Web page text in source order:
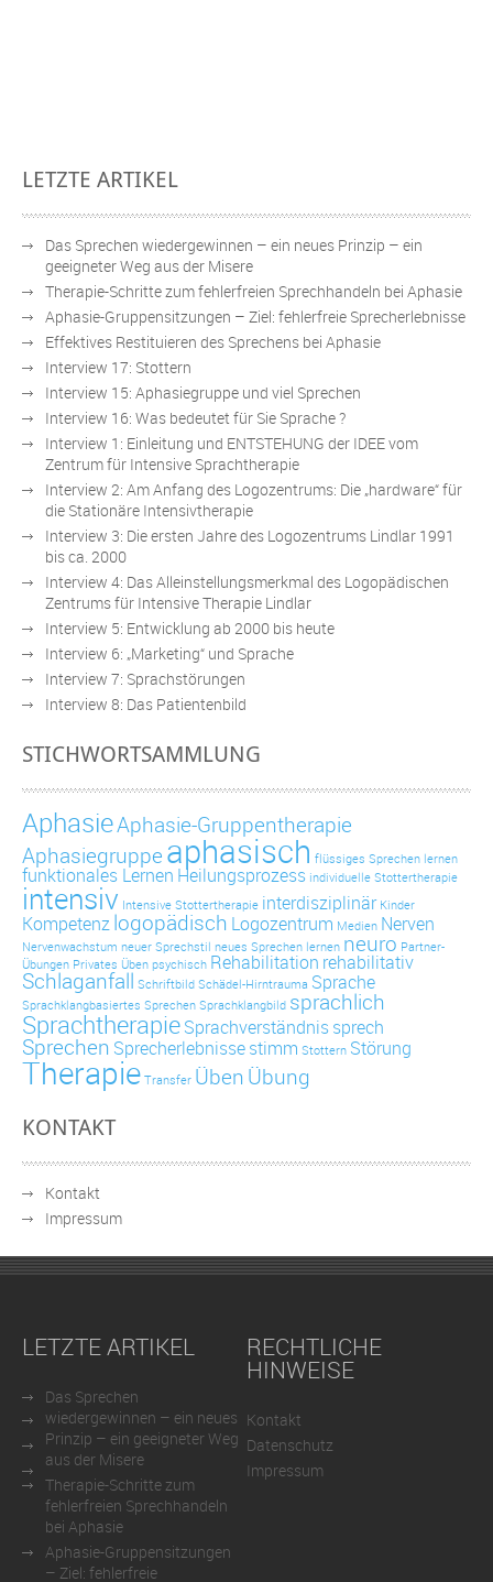
LETZTE ARTIKEL
Das Sprechen wiedergewinnen – ein neues Prinzip – ein
geeigneter Weg aus der Misere
Therapie-Schritte zum fehlerfreien Sprechhandeln bei Aphasie
Aphasie-Gruppensitzungen – Ziel: fehlerfreie Sprecherlebnisse
Effektives Restituieren des Sprechens bei Aphasie
Interview 17: Stottern
Interview 15: Aphasiegruppe und viel Sprechen
Interview 16: Was bedeutet für Sie Sprache ?
Interview 1: Einleitung und ENTSTEHUNG der IDEE vom
Zentrum für Intensive Sprachtherapie
Interview 2: Am Anfang des Logozentrums: Die „hardware“ für
die Stationäre Intensivtherapie
Interview 3: Die ersten Jahre des Logozentrums Lindlar 1991
bis ca. 2000
Interview 4: Das Alleinstellungsmerkmal des Logopädischen
Zentrums für Intensive Therapie Lindlar
Interview 5: Entwicklung ab 2000 bis heute
Interview 6: „Marketing“ und Sprache
Interview 7: Sprachstörungen
Interview 8: Das Patientenbild
STICHWORTSAMMLUNG
AphasieAphasie-Gruppentherapie
Aphasiegruppeaphasisch flüssiges Sprechen lernen
funktionales Lernen Heilungsprozess individuelle Stottertherapie
intensiv Intensive Stottertherapie interdisziplinär Kinder
Kompetenzlogopädisch Logozentrum Medien Nerven
Nervenwachstum neuer Sprechstil neues Sprechen lernen neuro Partner-
Übungen Privates Üben psychisch Rehabilitation rehabilitativ
Schlaganfall Schriftbild Schädel-Hirntrauma Sprache
Sprachklangbasiertes Sprechen Sprachklangbild sprachlich
SprachtherapieSprachverständnissprech
Sprechen Sprecherlebnissestimm Stottern Störung
Therapie Transfer ÜbenÜbung
KONTAKT
Kontakt
Impressum
LETZTE ARTIKEL
Das Sprechen
wiedergewinnen – ein neues
Prinzip – ein geeigneter Weg
aus der Misere
Therapie-Schritte zum
fehlerfreien Sprechhandeln
bei Aphasie
Aphasie-Gruppensitzungen
– Ziel: fehlerfreie
RECHTLICHE
HINWEISE
Kontakt
Datenschutz
Impressum